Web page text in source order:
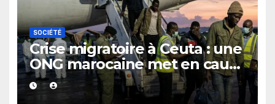
SOCIÉTÉ
Crise migratoire à Ceuta : une
ONG marocaine met en cause
les responsabilités de Rabat
et de Madrid